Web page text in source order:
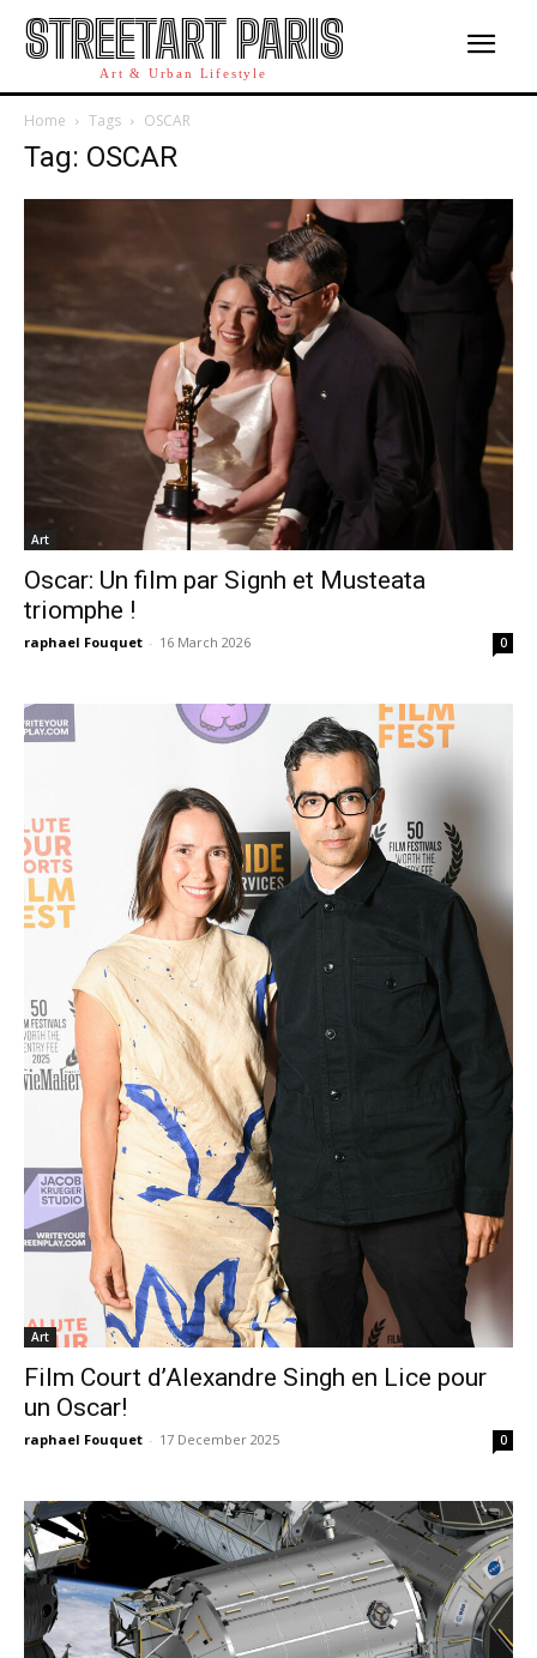
STREETART PARIS
Art & Urban Lifestyle
Home Tags OSCAR
Tag: OSCAR
Art
Oscar: Un film par Signh et Musteata
triomphe !
raphael Fouquet - 16 March 2026 0
Art
Film Court d’Alexandre Singh en Lice pour
un Oscar!
raphael Fouquet - 17 December 2025 0